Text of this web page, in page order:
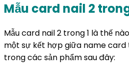
Mẫu card nail 2
Mẫu card nail 2 trong 1 là thế
một sự kết hợp giữa name card
trong các sản phẩm sau đây: